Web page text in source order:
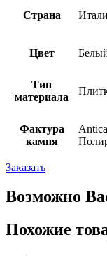
Страна
Цвет
Тип
материала
Фактура
камня
Заказать
Возможно
Похожие